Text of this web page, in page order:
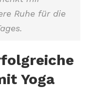
Ruhe für die
Yoga